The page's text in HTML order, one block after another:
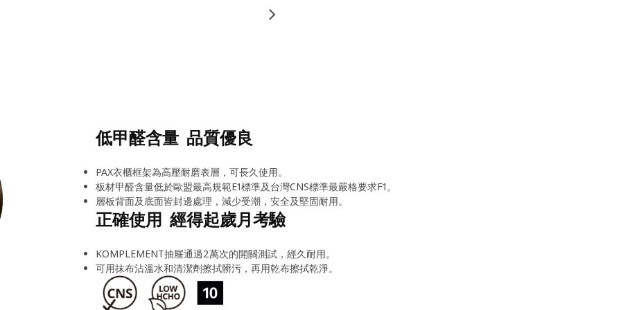
低甲醛含量 品質優良
PAX衣櫃框架為高壓耐磨表層，可長久使用。
板材甲醛含量低於歐盟最高規範E1標準及台灣CNS標準最嚴格要求F1。
層板背面及底面皆封邊處理，減少受潮，安全及堅固耐用。
正確使用 經得起歲月考驗
KOMPLEMENT抽屜通過2萬次的開關測試，經久耐用。
可用抹布沾溫水和清潔劑擦拭髒污，再用乾布擦拭乾淨。